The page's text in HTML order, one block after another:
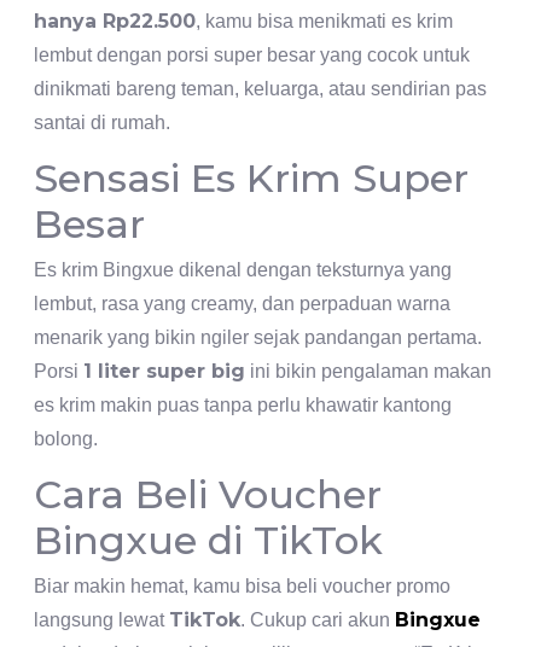
hanya Rp22.500, kamu bisa menikmati es krim
lembut dengan porsi super besar yang cocok untuk
dinikmati bareng teman, keluarga, atau sendirian pas
santai di rumah.
Sensasi Es Krim Super
Besar
Es krim Bingxue dikenal dengan teksturnya yang
lembut, rasa yang creamy, dan perpaduan warna
menarik yang bikin ngiler sejak pandangan pertama.
Porsi 1 liter super big ini bikin pengalaman makan
es krim makin puas tanpa perlu khawatir kantong
bolong.
Cara Beli Voucher
Bingxue di TikTok
Biar makin hemat, kamu bisa beli voucher promo
langsung lewat TikTok. Cukup cari akun Bingxue